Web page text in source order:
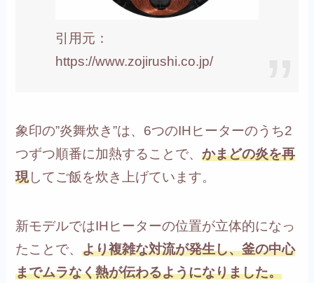
引用元：
https://www.zojirushi.co.jp/
象印の”炎舞炊き”は、6つのIHヒーターのうち2
つずつ順番に加熱することで、かまどの炎を再
現してご飯を炊き上げています。
新モデルではIHヒーターの位置が立体的になっ
たことで、より複雑な対流が発生し、釜の中心
までムラなく熱が伝わるようになりました。